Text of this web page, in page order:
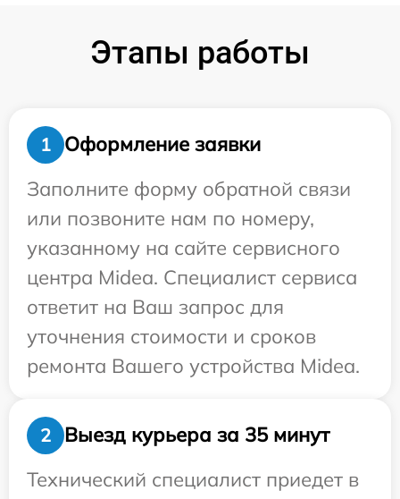
Этапы работы
1
Оформление заявки
Заполните форму обратной связи
или позвоните нам по номеру,
указанному на сайте сервисного
центра Midea. Специалист сервиса
ответит на Ваш запрос для
уточнения стоимости и сроков
ремонта Вашего устройства Midea.
2
Выезд курьера за 35 минут
Технический специалист приедет в